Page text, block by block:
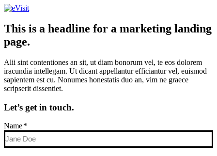
This is a headline for a marketing landing
page.
Alii sint contentiones an sit, ut diam bonorum vel, te eos dolorem
iracundia intellegam. Ut dicant appellantur efficiantur vel, euismod
sapientem est cu. Nonumes honestatis duo an, vim ne graece
scripserit dissentiet.
Let’s get in touch.
Name*